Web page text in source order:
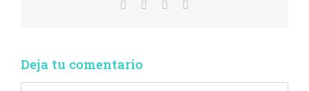
Deja tu comentario